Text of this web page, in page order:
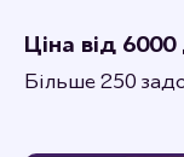
Ціна від
Більше 250